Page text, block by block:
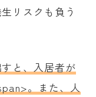
リスクも負う
と、入居者が
。また、人